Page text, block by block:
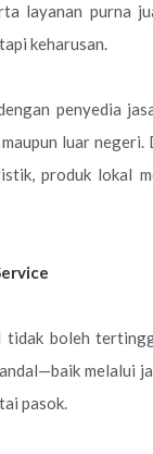
layanan purna
keharusan.
penyedia
luar
produk lokal
tidak boleh
melalui
pasok.